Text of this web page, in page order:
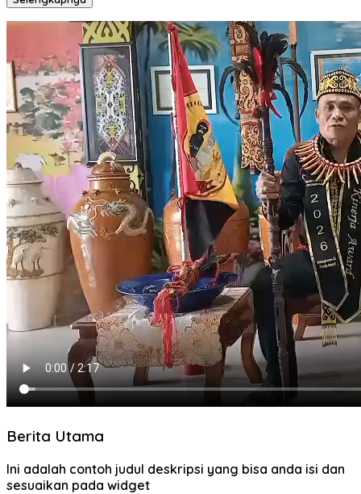
Berita Utama
Ini adalah contoh judul deskripsi yang bisa anda isi dan
sesuaikan pada widget